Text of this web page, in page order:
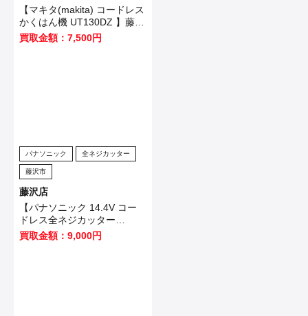
【マキタ(makita) コードレス
かくはん機 UT130DZ 】藤沢
市のお客様から買取させてい
ただきました！
買取金額：7,500円
パナソニック 全ネジカッター
藤沢市
藤沢店
【パナソニック 14.4V コー
ドレス全ネジカッター
EZ4540LZ2S-B 】藤沢市の
お客様から買取させていただ
買取金額：9,000円